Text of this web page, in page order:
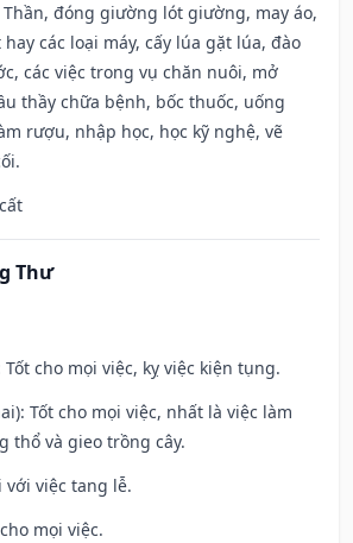
đóng giường lót giường, may áo,
các loại máy, cấy lúa gặt lúa, đào
các việc trong vụ chăn nuôi, mở
thầy chữa bệnh, bốc thuốc, uống
rượu, nhập học, học kỹ nghệ, vẽ
Thư
cho mọi việc, kỵ việc kiện tụng.
Tốt cho mọi việc, nhất là việc làm
thổ và gieo trồng cây.
với việc tang lễ.
mọi việc.